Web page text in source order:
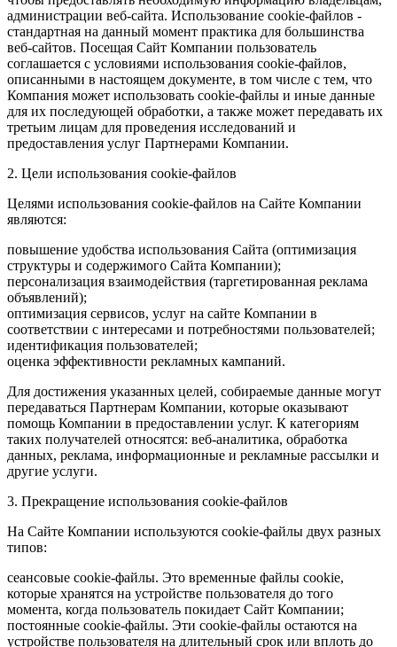
администрации веб-сайта. Использование cookie-файлов -
стандартная на данный момент практика для большинства
веб-сайтов. Посещая Сайт Компании пользователь
соглашается с условиями использования cookie-файлов,
описанными в настоящем документе, в том числе с тем, что
Компания может использовать cookie-файлы и иные данные
для их последующей обработки, а также может передавать их
третьим лицам для проведения исследований и
предоставления услуг Партнерами Компании.
2. Цели использования cookie-файлов
Целями использования cookie-файлов на Сайте Компании
являются:
повышение удобства использования Сайта (оптимизация
структуры и содержимого Сайта Компании);
персонализация взаимодействия (таргетированная реклама
объявлений);
оптимизация сервисов, услуг на сайте Компании в
соответствии с интересами и потребностями пользователей;
идентификация пользователей;
оценка эффективности рекламных кампаний.
Для достижения указанных целей, собираемые данные могут
передаваться Партнерам Компании, которые оказывают
помощь Компании в предоставлении услуг. К категориям
таких получателей относятся: веб-аналитика, обработка
данных, реклама, информационные и рекламные рассылки и
другие услуги.
3. Прекращение использования cookie-файлов
На Сайте Компании используются cookie-файлы двух разных
типов:
сеансовые cookie-файлы. Это временные файлы cookie,
которые хранятся на устройстве пользователя до того
момента, когда пользователь покидает Сайт Компании;
постоянные cookie-файлы. Эти cookie-файлы остаются на
устройстве пользователя на длительный срок или вплоть до